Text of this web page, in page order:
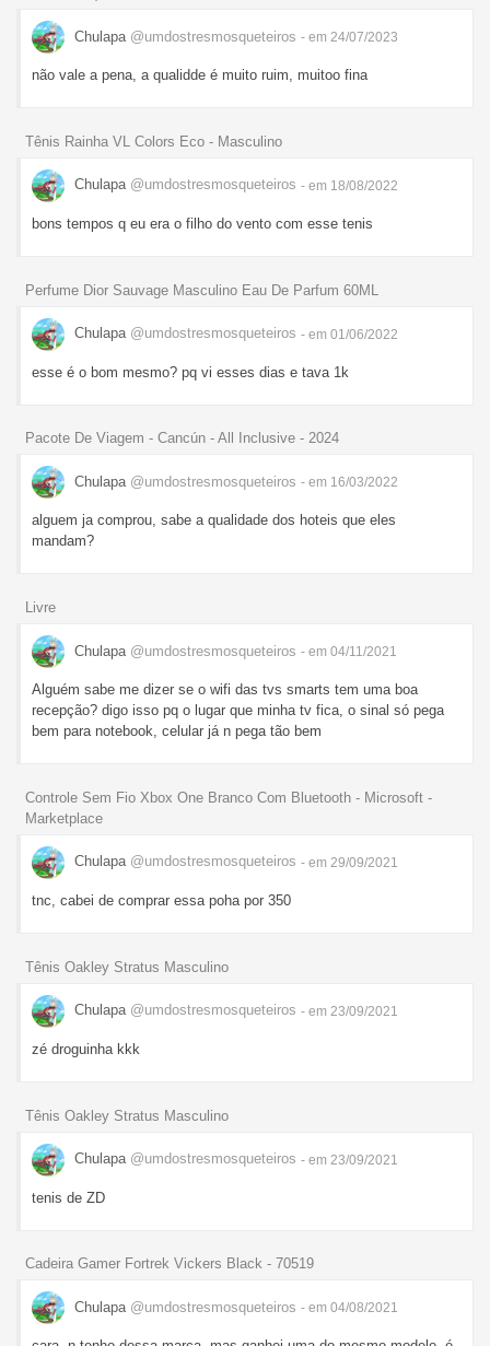
Chulapa @umdostresmosqueteiros - em 24/07/2023
não vale a pena, a qualidde é muito ruim, muitoo fina
Tênis Rainha VL Colors Eco - Masculino
Chulapa @umdostresmosqueteiros - em 18/08/2022
bons tempos q eu era o filho do vento com esse tenis
Perfume Dior Sauvage Masculino Eau De Parfum 60ML
Chulapa @umdostresmosqueteiros - em 01/06/2022
esse é o bom mesmo? pq vi esses dias e tava 1k
Pacote De Viagem - Cancún - All Inclusive - 2024
Chulapa @umdostresmosqueteiros - em 16/03/2022
alguem ja comprou, sabe a qualidade dos hoteis que eles
mandam?
Livre
Chulapa @umdostresmosqueteiros - em 04/11/2021
Alguém sabe me dizer se o wifi das tvs smarts tem uma boa
recepção? digo isso pq o lugar que minha tv fica, o sinal só pega
bem para notebook, celular já n pega tão bem
Controle Sem Fio Xbox One Branco Com Bluetooth - Microsoft -
Marketplace
Chulapa @umdostresmosqueteiros - em 29/09/2021
tnc, cabei de comprar essa poha por 350
Tênis Oakley Stratus Masculino
Chulapa @umdostresmosqueteiros - em 23/09/2021
zé droguinha kkk
Tênis Oakley Stratus Masculino
Chulapa @umdostresmosqueteiros - em 23/09/2021
tenis de ZD
Cadeira Gamer Fortrek Vickers Black - 70519
Chulapa @umdostresmosqueteiros - em 04/08/2021